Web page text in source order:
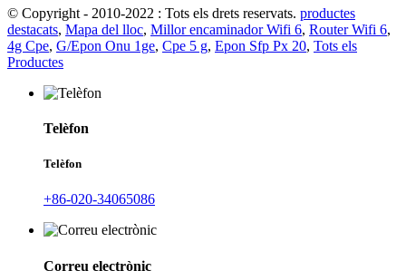
4g Cpe
G/Epon Onu 1ge Cpe 5 g Epon Sfp Px 20
Tots els
Productes
Telèfon
Telèfon
+86-020-34065086
Correu electrònic
Correu electrònic